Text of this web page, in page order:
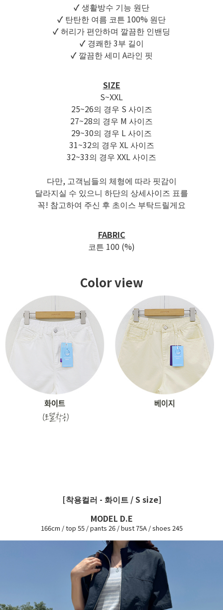
✓생활방수 기능 원단
✓ 탄탄한 여름 코튼 100% 원단
✓허리가 편안하며 깔끔한 인밴딩
✓ 경쾌한 3부 길이
✓ 깔끔한 세미 A라인 핏
SIZE
S~XXL
25~26의 경우 S 사이즈
27~28의 경우 M 사이즈
29~30의 경우 L 사이즈
31~32의 경우 XL 사이즈
32~33의 경우 XXL 사이즈
다만, 고객님들의 체형에 따라 핏감이
달라지실 수 있으니 하단의 상세사이즈 표를
꼭! 참고하여 주신 후 초이스 부탁드릴게요
FABRIC
코튼 100 (%)
Color view
[착용컬러 - 화이트 / S size]
MODEL D.E
166cm / top 55 / pants 26 / bust 75A / shoes 245